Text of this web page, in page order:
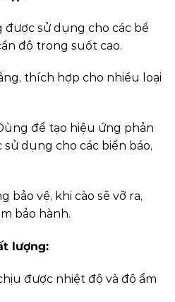
được sử dụng cho các bề
độ trong suốt cao.
thích hợp cho nhiều loại
để tạo hiệu ứng phản
dụng cho các biển báo,
bảo vệ, khi cào sẽ vỡ ra,
bảo hành.
lượng:
được nhiệt độ và độ ẩm